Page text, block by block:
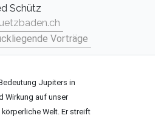
Schütz
Vorträge
Jupiters in
Wirkung auf unser
Welt. Er streift